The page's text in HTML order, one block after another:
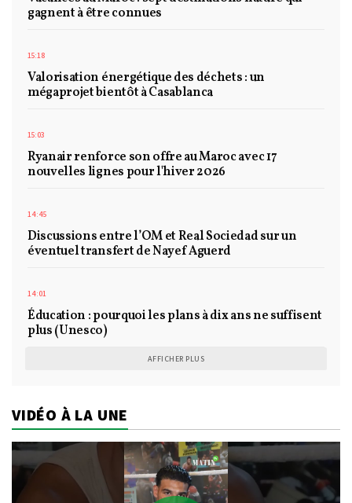
gagnent à être connues
15:18
Valorisation énergétique des déchets : un
mégaprojet bientôt à Casablanca
15:03
Ryanair renforce son offre au Maroc avec 17
nouvelles lignes pour l'hiver 2026
14:45
Discussions entre l’OM et Real Sociedad sur un
éventuel transfert de Nayef Aguerd
14:01
Éducation : pourquoi les plans à dix ans ne suffisent
plus (Unesco)
AFFICHER PLUS
VIDÉO À LA UNE